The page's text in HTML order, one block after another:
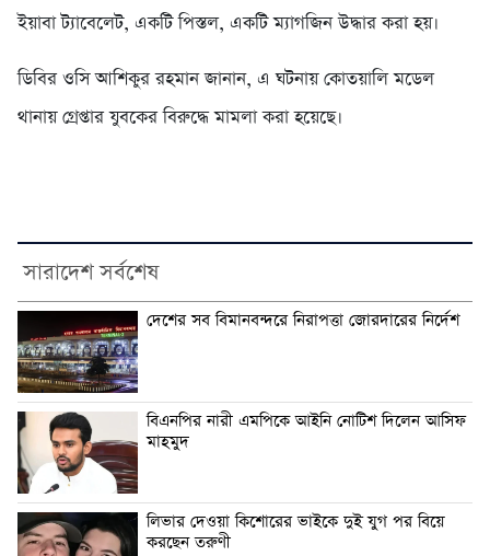
ইয়াবা ট্যাবেলেট, একটি পিস্তল, একটি ম্যাগজিন উদ্ধার করা হয়।
ডিবির ওসি আশিকুর রহমান জানান, এ ঘটনায় কোতয়ালি মডেল
থানায় গ্রেপ্তার যুবকের বিরুদ্ধে মামলা করা হয়েছে।
সারাদেশ সর্বশেষ
দেশের সব বিমানবন্দরে নিরাপত্তা জোরদারের নির্দেশ
বিএনপির নারী এমপিকে আইনি নোটিশ দিলেন আসিফ
মাহমুদ
লিভার দেওয়া কিশোরের ভাইকে দুই যুগ পর বিয়ে
করছেন তরুণী